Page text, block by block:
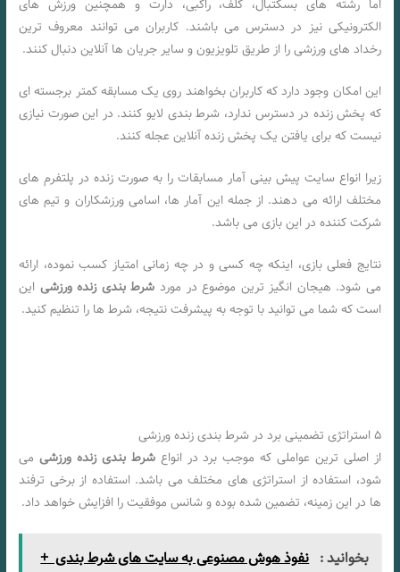
اما رشته های بسکتبال، گلف، راگبی، دارت و همچنین ورزش های
الکترونیکی نیز در دسترس می باشند. کاربران می توانند معروف ‌ترین
رخداد های ورزشی را از طریق تلویزیون و سایر جریان‌ ها آنلاین دنبال کنند.
این امکان وجود دارد که کاربران بخواهند روی یک مسابقه کمتر برجسته ای
که پخش زنده در دسترس ندارد، شرط ‌بندی لایو کنند. در این صورت نیازی
نیست که برای یافتن یک پخش زنده آنلاین عجله کنند.
زیرا انواع سایت پیش بینی آمار مسابقات را به صورت زنده در پلتفرم های
مختلف ارائه می دهند. از جمله این آمار ها، اسامی ورزشکاران و تیم های
شرکت کننده در این بازی می باشد.
نتایج فعلی بازی، اینکه چه کسی و در چه زمانی امتیاز کسب نموده، ارائه
می شود. هیجان ‌انگیز ترین موضوع در مورد شرط‌ بندی زنده ورزشی این
است که شما می ‌توانید با توجه به پیشرفت نتیجه، شرط‌ ها را تنظیم کنید.
۵ استراتژی تضمینی برد در شرط بندی زنده ورزشی
از اصلی ترین عواملی که موجب برد در انواع شرط بندی زنده ورزشی می
شود، استفاده از استراتژی های مختلف می باشد. استفاده از برخی ترفند
ها در این زمینه، تضمین شده بوده و شانس موفقیت را افزایش خواهد داد.
بخوانید : نفوذ هوش مصنوعی به سایت های شرط بندی +